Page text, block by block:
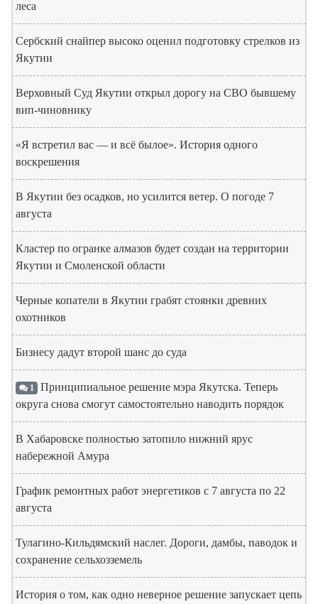
леса
Сербский снайпер высоко оценил подготовку стрелков из
Якутии
Верховный Суд Якутии открыл дорогу на СВО бывшему
вип-чиновнику
«Я встретил вас — и всё былое». История одного
воскрешения
В Якутии без осадков, но усилится ветер. О погоде 7
августа
Кластер по огранке алмазов будет создан на территории
Якутии и Смоленской области
Черные копатели в Якутии грабят стоянки древних
охотников
Бизнесу дадут второй шанс до суда
1 Принципиальное решение мэра Якутска. Теперь
округа снова смогут самостоятельно наводить порядок
В Хабаровске полностью затопило нижний ярус
набережной Амура
График ремонтных работ энергетиков с 7 августа по 22
августа
Тулагино-Кильдямский наслег. Дороги, дамбы, паводок и
сохранение сельхозземель
История о том, как одно неверное решение запускает цепь